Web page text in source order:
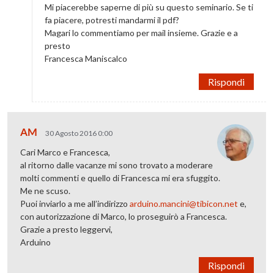
Mi piacerebbe saperne di più su questo seminario. Se ti
fa piacere, potresti mandarmi il pdf?
Magari lo commentiamo per mail insieme. Grazie e a
presto
Francesca Maniscalco
Rispondi
AM 30 Agosto 2016 0:00
Cari Marco e Francesca,
al ritorno dalle vacanze mi sono trovato a moderare
molti commenti e quello di Francesca mi era sfuggito.
Me ne scuso.
Puoi inviarlo a me all’indirizzoarduino.mancini@tibicon.net e,
con autorizzazione di Marco, lo proseguirò a Francesca.
Grazie a presto leggervi,
Arduino
Rispondi